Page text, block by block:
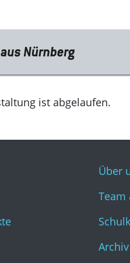
ist abgelaufen.
Über
Team
Archiv